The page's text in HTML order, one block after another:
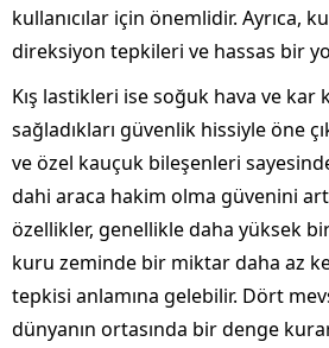
kullanıcılar için önemlidir. Ayrıca,
direksiyon tepkileri ve hassas bir
Kış lastikleri ise soğuk hava ve kar
sağladıkları güvenlik hissiyle öne
ve özel kauçuk bileşenleri
dahi araca hakim olma güvenini
özellikler, genellikle daha yüksek
kuru zeminde bir miktar daha az
tepkisi anlamına gelebilir. Dört
dünyanın ortasında bir denge